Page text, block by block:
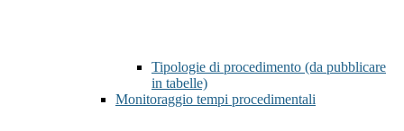
Tipologie di procedimento (da pubblicare
in tabelle)
Monitoraggio tempi procedimentali